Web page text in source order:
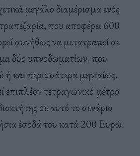
μεγάλο διαμέρισμα ενός
που αποφέρει 600
συνήθως να μετατραπεί σε
δύο υπνοδωματίων, που
και περισσότερα μηνιαίως.
επιπλέον τετραγωνικό μέτρο
σε αυτό το σενάριο
έσοδά του κατά 200 Ευρώ.